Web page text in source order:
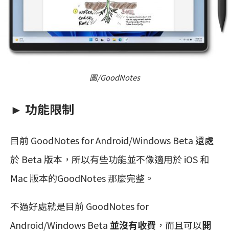
圖/GoodNotes
► 功能限制
目前 GoodNotes for Android/Windows Beta 還處
於 Beta 版本，所以有些功能並不像適用於 iOS 和
Mac 版本的GoodNotes 那麼完整。
不過好處就是目前 GoodNotes for
Android/Windows Beta 並沒有收費 ，而且可以開